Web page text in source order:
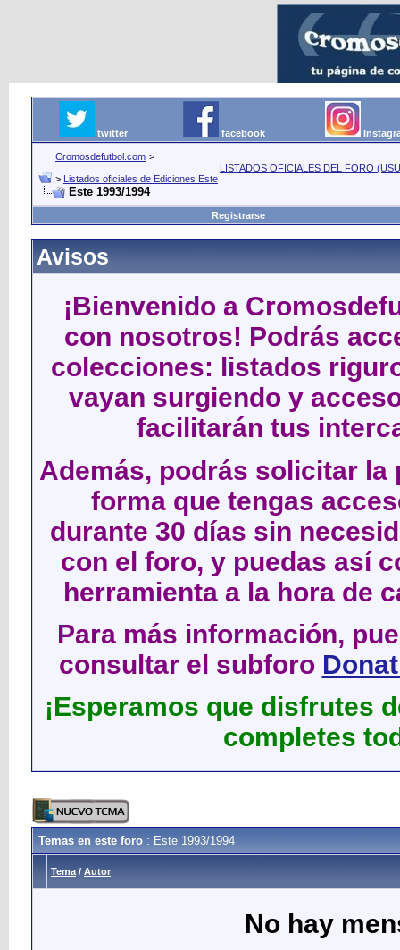
twitter facebook
Cromosdefutbol.com >
LISTADOS OFICIALES DEL FORO
> Listados oficiales de Ediciones Este
Este 1993/1994
Registrarse
Avisos
¡Bienvenido a
con nosotros! Podrás
colecciones: listados
vayan surgiendo y
facilitarán tus
Además, podrás solicitar
forma que tengas
durante 30 días sin
con el foro, y puedas así
herramienta a la hora de
Para más información,
consultar el subforo
¡Esperamos que disfrutes
completes
Temas en este foro : Este 1993/1994
Tema / Autor
No hay